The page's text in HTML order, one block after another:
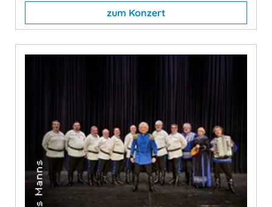
zum Konzert